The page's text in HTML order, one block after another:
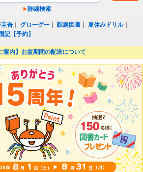
詳細検索
吾 グローグー ｜課題図書 ｜夏休みドリル｜
記【予約】
案内】お盆期間の配送について